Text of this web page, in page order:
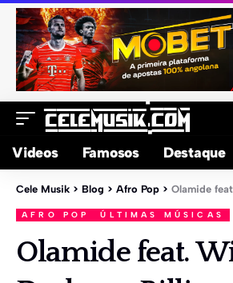
Videos Famosos Destaque
Cele Musik > Blog > Afro Pop > Olamide feat. Wizkid
AFRO POP ÚLTIMAS MÚSICAS
Olamide feat.